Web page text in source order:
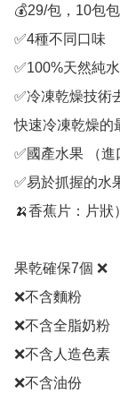
💰29/包，10包
✅4種不同口味
✅100%天然純
✅冷凍乾燥技術
快速冷凍乾燥的
✅國產水果 （
✅易於抓握的水
🍌香蕉片：片狀）
果乾確保7個 ❌
❌不含麵粉
❌不含全脂奶粉
❌不含人造色素
❌不含油份